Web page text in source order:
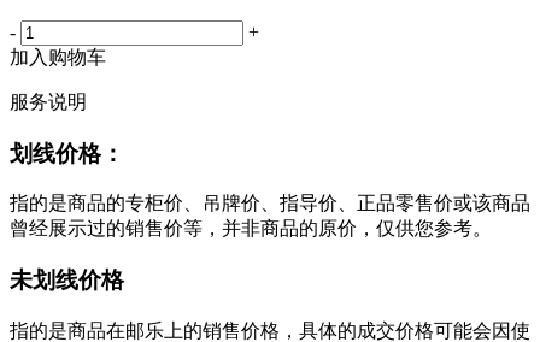
-
+
加入购物车
服务说明
划线价格：
指的是商品的专柜价、吊牌价、指导价、正品零售价或该商品
曾经展示过的销售价等，并非商品的原价，仅供您参考。
未划线价格
指的是商品在邮乐上的销售价格，具体的成交价格可能会因使